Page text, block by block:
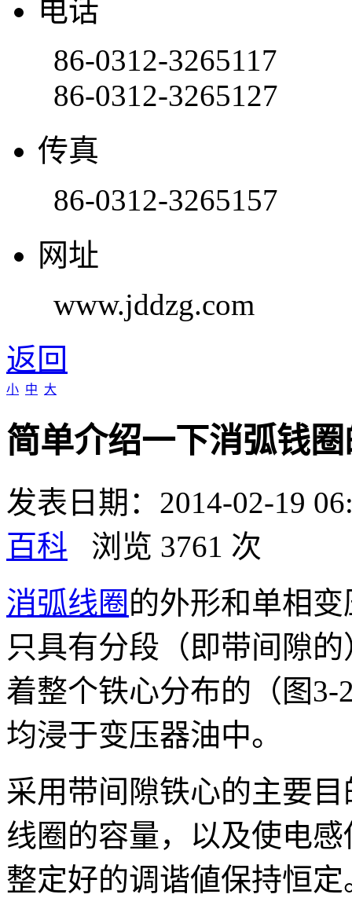
电话
86-0312-3265117
86-0312-3265127
传真
86-0312-3265157
网址
www.jddzg.com
返回
小 中 大
简单介绍一下消弧钱
发表日期：2014-02-19
百科 浏览 3761 次
消弧线圈的外形和单相
只具有分段（即带间隙
着整个铁心分布的（图
均浸于变压器油中。
采用带间隙铁心的主要
线圈的容量，以及使电
整定好的调谐値保持恒定